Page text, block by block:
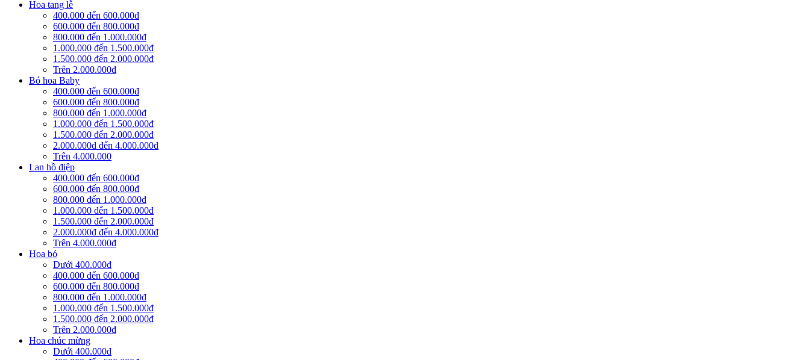
Hoa tang lễ
400.000 đến 600.000đ
600.000 đến 800.000đ
800.000 đến 1.000.000đ
1.000.000 đến 1.500.000đ
1.500.000 đến 2.000.000đ
Trên 2.000.000đ
Bó hoa Baby
400.000 đến 600.000đ
600.000 đến 800.000đ
800.000 đến 1.000.000đ
1.000.000 đến 1.500.000đ
1.500.000 đến 2.000.000đ
2.000.000đ đến 4.000.000đ
Trên 4.000.000
Lan hồ điệp
400.000 đến 600.000đ
600.000 đến 800.000đ
800.000 đến 1.000.000đ
1.000.000 đến 1.500.000đ
1.500.000 đến 2.000.000đ
2.000.000đ đến 4.000.000đ
Trên 4.000.000đ
Hoa bó
Dưới 400.000đ
400.000 đến 600.000đ
600.000 đến 800.000đ
800.000 đến 1.000.000đ
1.000.000 đến 1.500.000đ
1.500.000 đến 2.000.000đ
Trên 2.000.000đ
Hoa chúc mừng
Dưới 400.000đ